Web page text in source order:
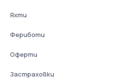
Яхти
Фериботи
Оферти
Застраховки